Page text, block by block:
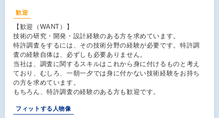
歓迎
【歓迎（WANT）】
技術の研究・開発・設計経験のある方を求めています。
特許調査をするには、その技術分野の経験が必要です。特許調
査の経験自体は、必ずしも必要ありません。
当社は、調査に関するスキルはこれから身に付けるものと考え
ており、むしろ、一朝一夕では身に付かない技術経験をお持ち
の方を求めています。
もちろん、特許調査の経験のある方も歓迎です。
フィットする人物像